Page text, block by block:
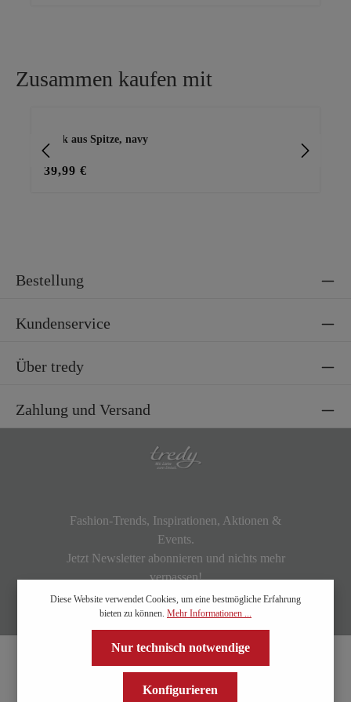
Zusammen kaufen mit
Rock aus Spitze, navy
39,99 €
Bestellung
Kundenservice
Über tredy
Zahlung und Versand
Fashion-Trends, Inspirationen, Aktionen &
Events.
Jetzt Newsletter abonnieren und nichts mehr
verpassen!
Diese Website verwendet Cookies, um eine bestmögliche Erfahrung
bieten zu können. Mehr Informationen ...
Nur technisch notwendige
Konfigurieren